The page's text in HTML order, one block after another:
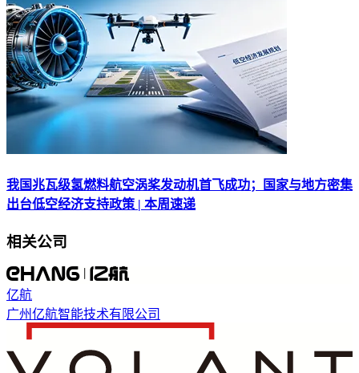
我国兆瓦级氢燃料航空涡桨发动机首飞成功；国家与地方密集
出台低空经济支持政策 | 本周速递
相关公司
亿航
广州亿航智能技术有限公司